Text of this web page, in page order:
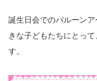
誕生日会でのバルーン
きな子どもたちにとっ
す。